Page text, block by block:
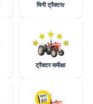
मिनी ट्रैक्टरr
ट्रैक्टर समीक्षा